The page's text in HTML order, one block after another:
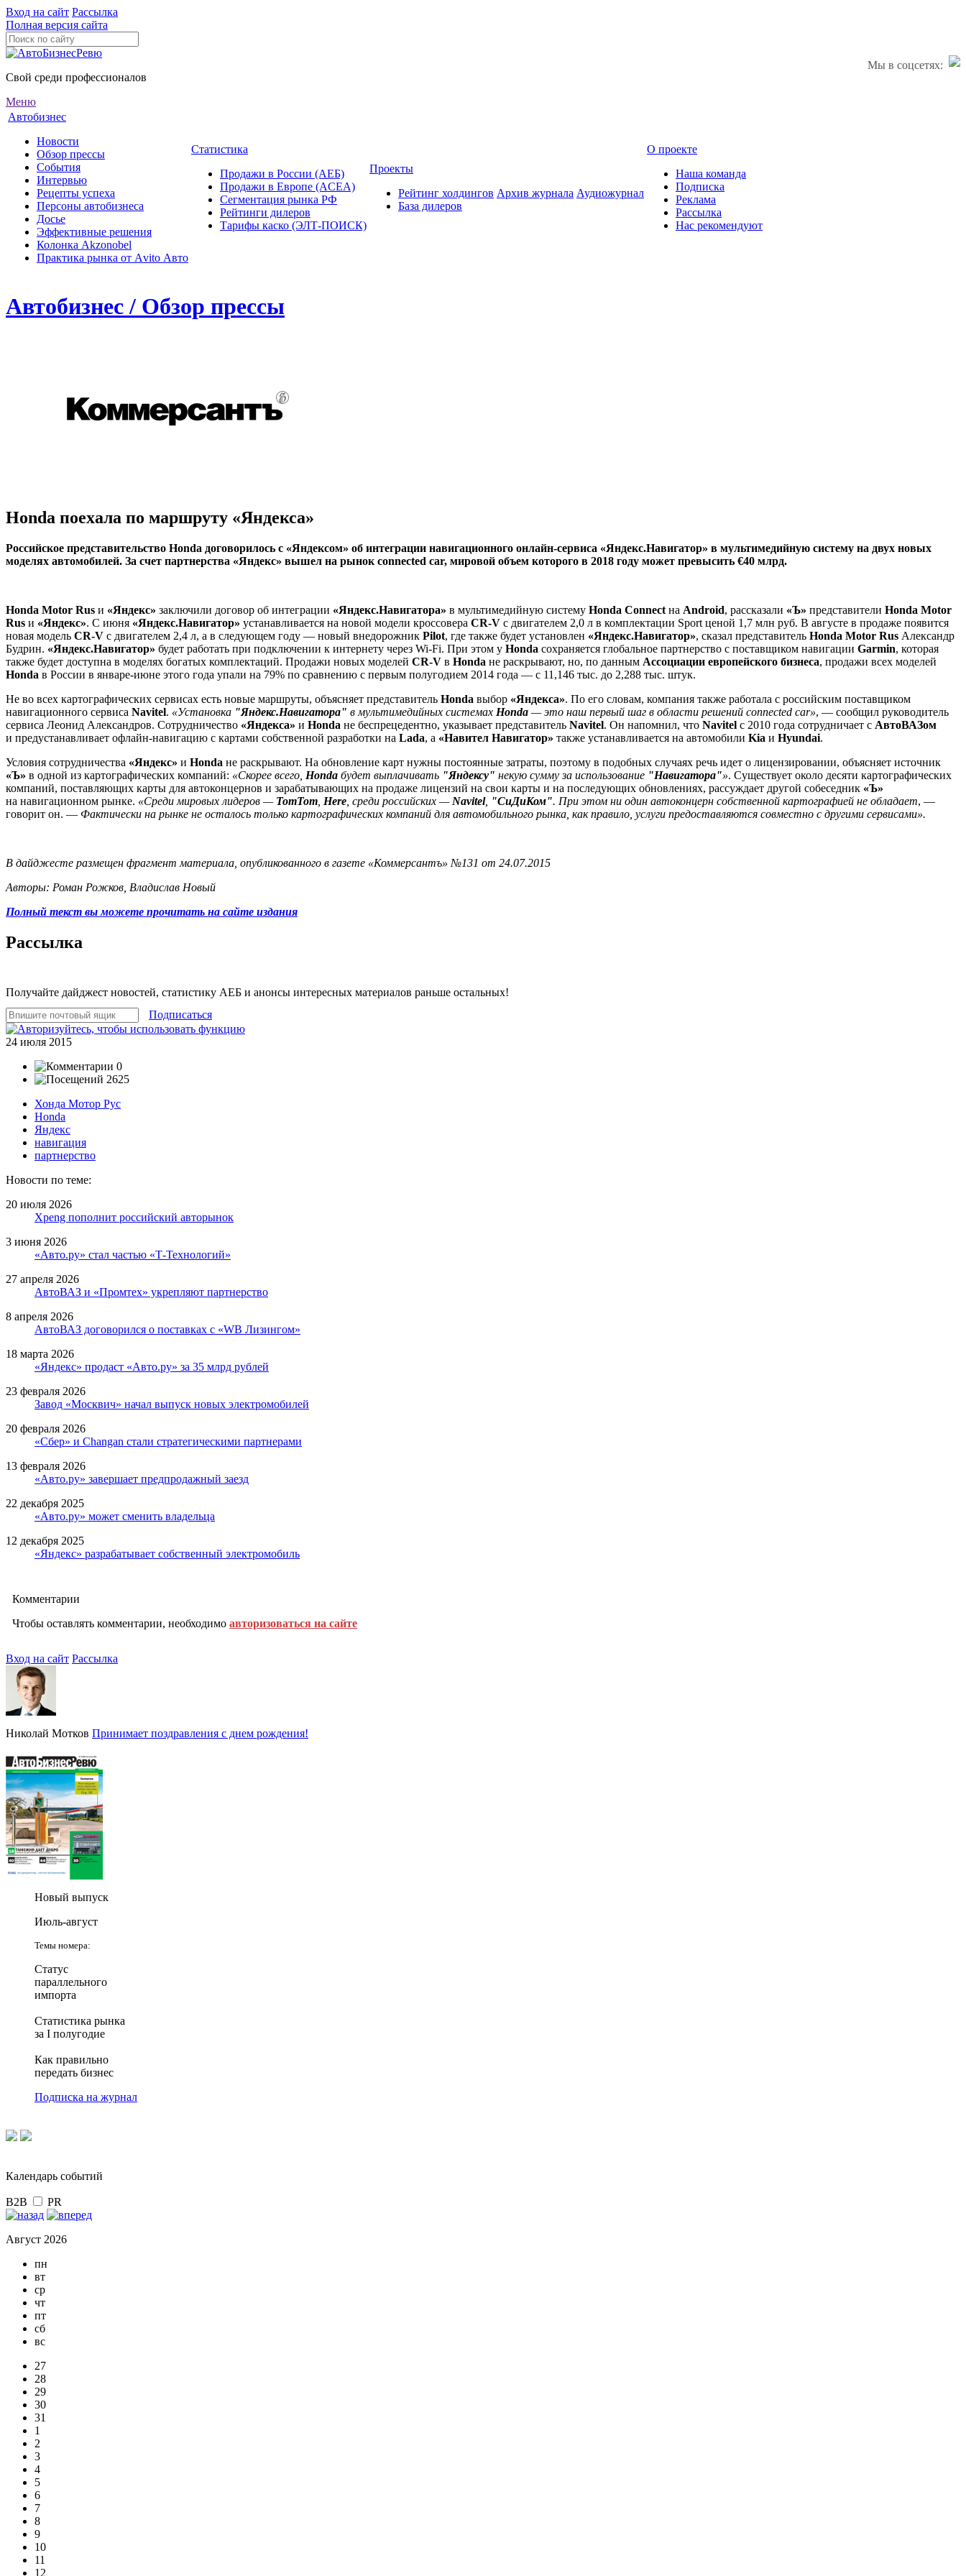
Вход на сайт Рассылка
Полная версия сайта
Мы в соцсетях:
Свой среди профессионалов
Меню
Автобизнес
Новости
Обзор прессы
События
Интервью
Рецепты успеха
Персоны автобизнеса
Досье
Эффективные решения
Колонка Akzonobel
Практика рынка от Аvito Авто
Статистика
Продажи в России (АЕБ)
Продажи в Европе (ACEA)
Сегментация рынка РФ
Рейтинги дилеров
Тарифы каско (ЭЛТ-ПОИСК)
Проекты
Рейтинг холдингов
База дилеров
Архив журнала Аудиожурнал
О проекте
Наша команда
Подписка
Реклама
Рассылка
Нас рекомендуют
Автобизнес / Обзор прессы
Honda поехала по маршруту «Яндекса»
Российское представительство Honda договорилось с «Яндексом» об интеграции навигационного онлайн-сервиса «Яндекс.Навигатор» в мультимедийную систему на двух новых
моделях автомобилей. За счет партнерства «Яндекс» вышел на рынок connected car, мировой объем которого в 2018 году может превысить €40 млрд.
Honda Motor Rus и «Яндекс» заключили договор об интеграции «Яндекс.Навигатора» в мультимедийную систему Honda Connect на Android, рассказали «Ъ» представители Honda Motor
Rus и «Яндекс». С июня «Яндекс.Навигатор» устанавливается на новой модели кроссовера CR-V с двигателем 2,0 л в комплектации Sport ценой 1,7 млн руб. В августе в продаже появится
новая модель CR-V с двигателем 2,4 л, а в следующем году — новый внедорожник Pilot, где также будет установлен «Яндекс.Навигатор», сказал представитель Honda Motor Rus Александр
Будрин. «Яндекс.Навигатор» будет работать при подключении к интернету через Wi-Fi. При этом у Honda сохраняется глобальное партнерство с поставщиком навигации Garmin, которая
также будет доступна в моделях богатых комплектаций. Продажи новых моделей CR-V в Honda не раскрывают, но, по данным Ассоциации европейского бизнеса, продажи всех моделей
Honda в России в январе-июне этого года упали на 79% по сравнению с первым полугодием 2014 года — с 11,146 тыс. до 2,288 тыс. штук.
Не во всех картографических сервисах есть новые маршруты, объясняет представитель Honda выбор «Яндекса». По его словам, компания также работала с российским поставщиком
навигационного сервиса Navitel. «Установка "Яндекс.Навигатора" в мультимедийных системах Honda — это наш первый шаг в области решений connected car», — сообщил руководитель
сервиса Леонид Александров. Сотрудничество «Яндекса» и Honda не беспрецедентно, указывает представитель Navitel. Он напомнил, что Navitel с 2010 года сотрудничает с АвтоВАЗом
и предустанавливает офлайн-навигацию с картами собственной разработки на Lada, а «Навител Навигатор» также устанавливается на автомобили Kia и Hyundai.
Условия сотрудничества «Яндекс» и Honda не раскрывают. На обновление карт нужны постоянные затраты, поэтому в подобных случаях речь идет о лицензировании, объясняет источник
«Ъ» в одной из картографических компаний: «Скорее всего, Honda будет выплачивать "Яндексу" некую сумму за использование "Навигатора"». Существует около десяти картографических
компаний, поставляющих карты для автоконцернов и зарабатывающих на продаже лицензий на свои карты и на последующих обновлениях, рассуждает другой собеседник «Ъ»
на навигационном рынке. «Среди мировых лидеров — TomTom Here , среди российских — Navitel, "СиДиКом". При этом ни один автоконцерн собственной картографией не обладает, —
говорит он. — Фактически на рынке не осталось только картографических компаний для автомобильного рынка, как правило, услуги предоставляются совместно с другими сервисами».
В дайджесте размещен фрагмент материала, опубликованного в газете «Коммерсантъ» №131 от 24.07.2015
Авторы: Роман Рожков, Владислав Новый
Полный текст вы можете прочитать на сайте издания
Рассылка
Получайте дайджест новостей, статистику АЕБ и анонсы интересных материалов раньше остальных!
Подписаться
24 июля 2015
0
2625
Хонда Мотор Рус
Honda
Яндекс
навигация
партнерство
Новости по теме:
20 июля 2026
Xpeng пополнит российский авторынок
3 июня 2026
«Авто.ру» стал частью «Т-Технологий»
27 апреля 2026
АвтоВАЗ и «Промтех» укрепляют партнерство
8 апреля 2026
АвтоВАЗ договорился о поставках с «WB Лизингом»
18 марта 2026
«Яндекс» продаст «Авто.ру» за 35 млрд рублей
23 февраля 2026
Завод «Москвич» начал выпуск новых электромобилей
20 февраля 2026
«Сбер» и Changan стали стратегическими партнерами
13 февраля 2026
«Авто.ру» завершает предпродажный заезд
22 декабря 2025
«Авто.ру» может сменить владельца
12 декабря 2025
«Яндекс» разрабатывает собственный электромобиль
Комментарии
Чтобы оставлять комментарии, необходимо авторизоваться на сайте
Вход на сайт Рассылка
Николай Мотков Принимает поздравления с днем рождения!
Новый выпуск
Июль-август
Темы номера:
Статус
параллельного
импорта
Статистика рынка
за I полугодие
Как правильно
передать бизнес
Подписка на журнал
Календарь событий
B2B PR
Август 2026
пн
вт
ср
чт
пт
сб
вс
27
28
29
30
31
1
2
3
4
5
6
7
8
9
10
11
12